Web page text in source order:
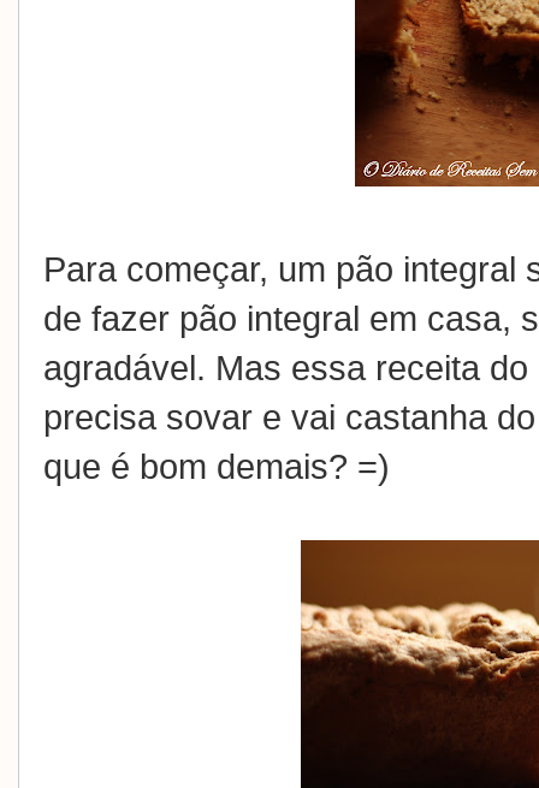
Para começar, um pão integral
de fazer pão integral em casa,
agradável. Mas essa receita
precisa sovar e vai castanha
que é bom demais? =)